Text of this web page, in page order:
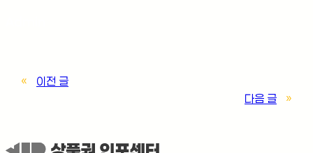
«
이전 글
다음 글
»